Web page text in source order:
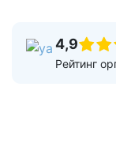
4,9
Рейтинг